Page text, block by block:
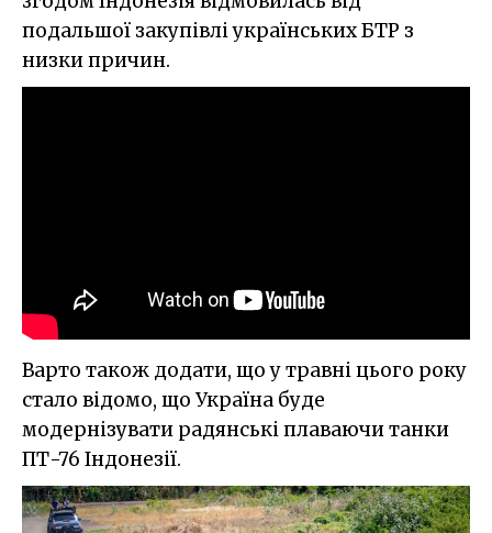
подальшої закупівлі українських БТР з
низки причин.
Варто також додати, що у травні цього року
стало відомо, що Україна буде
модернізувати радянські плаваючи танки
ПТ-76 Індонезії.